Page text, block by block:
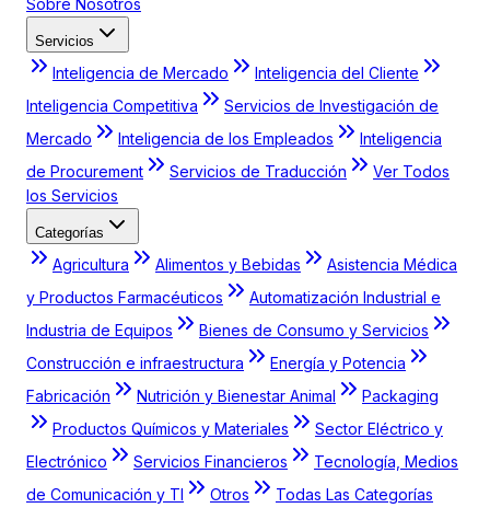
Sobre Nosotros
Servicios
Inteligencia de Mercado
Inteligencia del Cliente
Inteligencia Competitiva
Servicios de Investigación de
Mercado
Inteligencia de los Empleados
Inteligencia
de Procurement
Servicios de Traducción
Ver Todos
los Servicios
Categorías
Agricultura Alimentos y Bebidas
Asistencia Médica
y Productos Farmacéuticos
Automatización Industrial e
Industria de Equipos
Bienes de Consumo y Servicios
Construcción e infraestructura
Energía y Potencia
Fabricación
Nutrición y Bienestar Animal
Packaging
Productos Químicos y Materiales
Sector Eléctrico y
Electrónico
Servicios Financieros
Tecnología, Medios
de Comunicación y TI
Otros
Todas Las Categorías